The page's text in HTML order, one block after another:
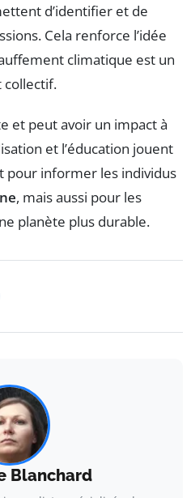
d’identifier et de
Cela renforce l’idée
climatique est un
collectif.
et peut avoir un impact à
et l’éducation jouent
pour informer les individus
, mais aussi pour les
planète plus durable.
Blanchard